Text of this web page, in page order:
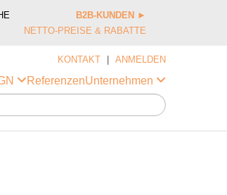
B2B-KUNDEN ►
NETTO-PREISE & RABATTE
KONTAKT ANMELDEN
ReferenzenUnternehmen